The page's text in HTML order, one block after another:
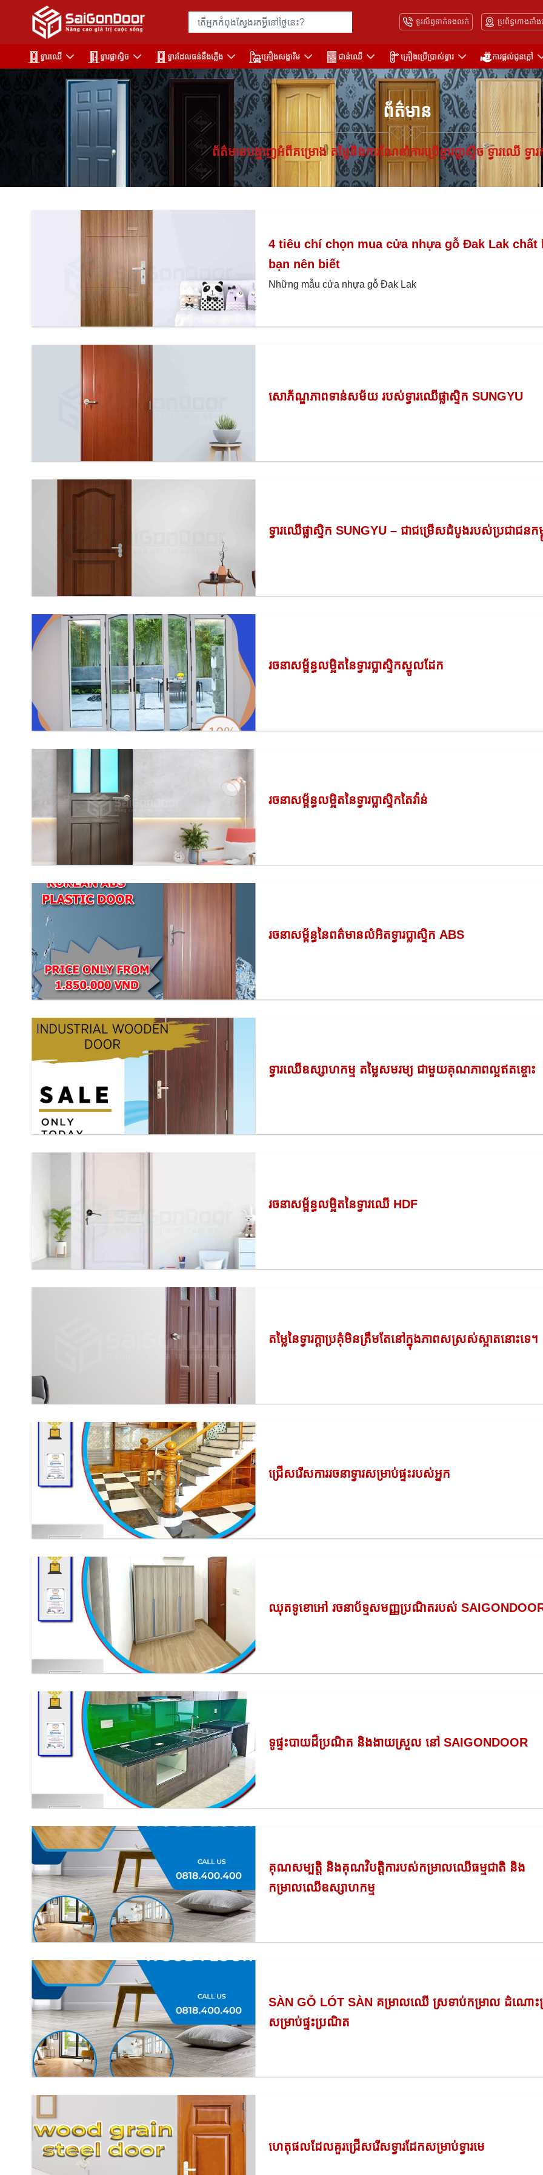
ទូរស័ព្ទទាក់ទងលក់ ប្រព័ន្ធហាងតាំង
ទ្វារឈើ ទ្វារផ្លាស្ទិច ទ្វារដែលធន់នឹងភ្លើង គ្រឿងសង្ហារឹម ជាន់ឈើ គ្រឿងប្រើប្រាស់ទ្វារ ការផ្តល់ជូនក្តៅ
ព័ត៌មាន
ព័ត៌មានបង្ហាញអំពីគម្រោង តម្លៃនិងការណែនាំការប្រើទ្វារប្លាស្ទិច ទ្វារឈើ ទ្វា
4 tiêu chí chọn mua cửa nhựa gỗ Đak Lak chất
bạn nên biết
Những mẫu cửa nhựa gỗ Đak Lak
សោភ័ណ្ឌភាពទាន់សម័យ របស់ទ្វារឈើផ្លាស្ទិក SUNGYU
ទ្វារឈើផ្លាស្ទិក SUNGYU – ជាជម្រើសដំបូងរបស់ប្រជាជនកម្
រចនាសម្ព័ន្ធលម្អិតនៃទ្វារប្លាស្ទិកស្នូលដែក
រចនាសម្ព័ន្ធលម្អិតនៃទ្វារប្លាស្ទិកតៃវ៉ាន់
រចនាសម្ព័ន្ធនៃពត៌មានលំអិតទ្វារប្លាស្ទិក ABS
ទ្វារឈើឧស្សាហកម្ម តម្លៃសមរម្យ ជាមួយគុណភាពល្អឥតខ្ចោះ
រចនាសម្ព័ន្ធលម្អិតនៃទ្វារឈើ HDF
តម្លៃនៃទ្វារក្ដាប្រគុំមិនត្រឹមតែនៅក្នុងភាពសស្រស់ស្អាតនោះទេ។
ជ្រើសរើសការរចនាទ្វារសម្រាប់ផ្ទះរបស់អ្នក
ឈុតទូខោអៅ រចនាប័ទ្មសមញ្ញប្រណិតរបស់
ទូផ្ទះបាយដ៏ប្រណិត និងងាយស្រួល នៅ SAIGONDOOR
គុណសម្បត្តិ និងគុណវិបត្តិការបស់កម្រាលឈើធម្មជាតិ និង
កម្រាលឈើឧស្សាហកម្ម
SÀN GỖ LÓT SÀN គម្រាលឈើ ស្រទាប់កម្រាល​ ដំណោះ
សម្រាប់ផ្ទះប្រណិត
ហេតុផលដែលគួរជ្រើសរើសទ្វារដែកសម្រាប់ទ្វារមេ